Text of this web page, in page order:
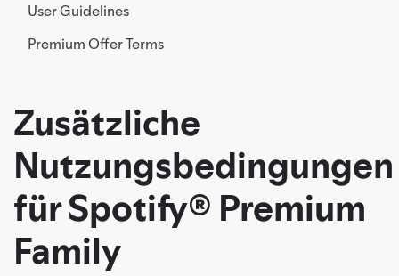
User Guidelines
Premium Offer Terms
Zusätzliche
Nutzungsbedingungen
für Spotify® Premium
Family